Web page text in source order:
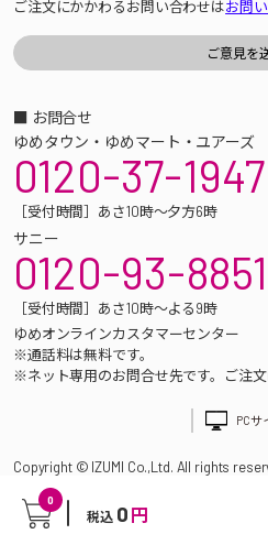
0
税込 0 円
ご注文にかかわるお問い合わせはお問
■ お問合せ
ゆめタウン・ゆめマート・ユアーズ
0120-37-1947
［受付時間］あさ10時～夕方6時
サニー
0120-93-8851
［受付時間］あさ10時～よる9時
ゆめオンラインカスタマーセンター
※通話料は無料です。
※ネット専用のお問合せ先です。ご注文
PCサ
Copyright © IZUMI Co.,Ltd. All rights